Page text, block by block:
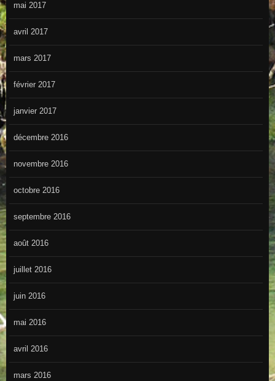
mai 2017
avril 2017
mars 2017
février 2017
janvier 2017
décembre 2016
novembre 2016
octobre 2016
septembre 2016
août 2016
juillet 2016
juin 2016
mai 2016
avril 2016
mars 2016